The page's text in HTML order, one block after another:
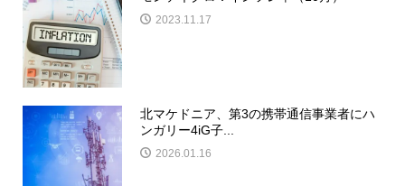
2023.11.17
北マケドニア、第3の携帯通信事業者にハ
ンガリー4iG子...
2026.01.16